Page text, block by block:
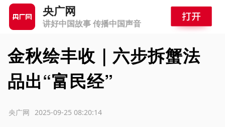
央广网
讲好中国故事 传播中国声音
金秋绘丰收｜六步拆蟹法
品出“富民经”
2025-09-25 08:20:14
央广网